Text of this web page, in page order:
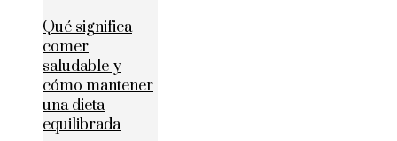
Qué significa
comer
saludable y
cómo mantener
una dieta
equilibrada